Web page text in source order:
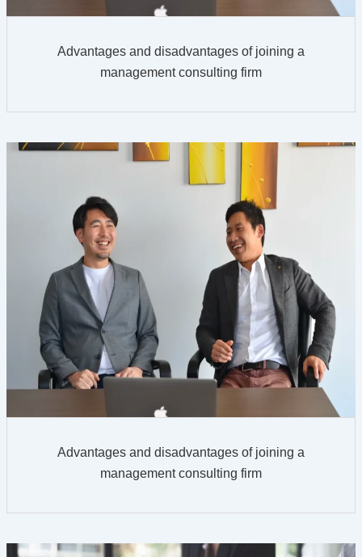
Advantages and disadvantages of joining a
management consulting firm
Advantages and disadvantages of joining a
management consulting firm